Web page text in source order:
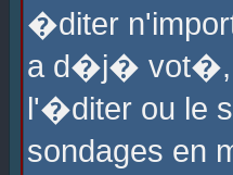
�diter
a d�j� vot�,
l'�diter ou le
sondages en